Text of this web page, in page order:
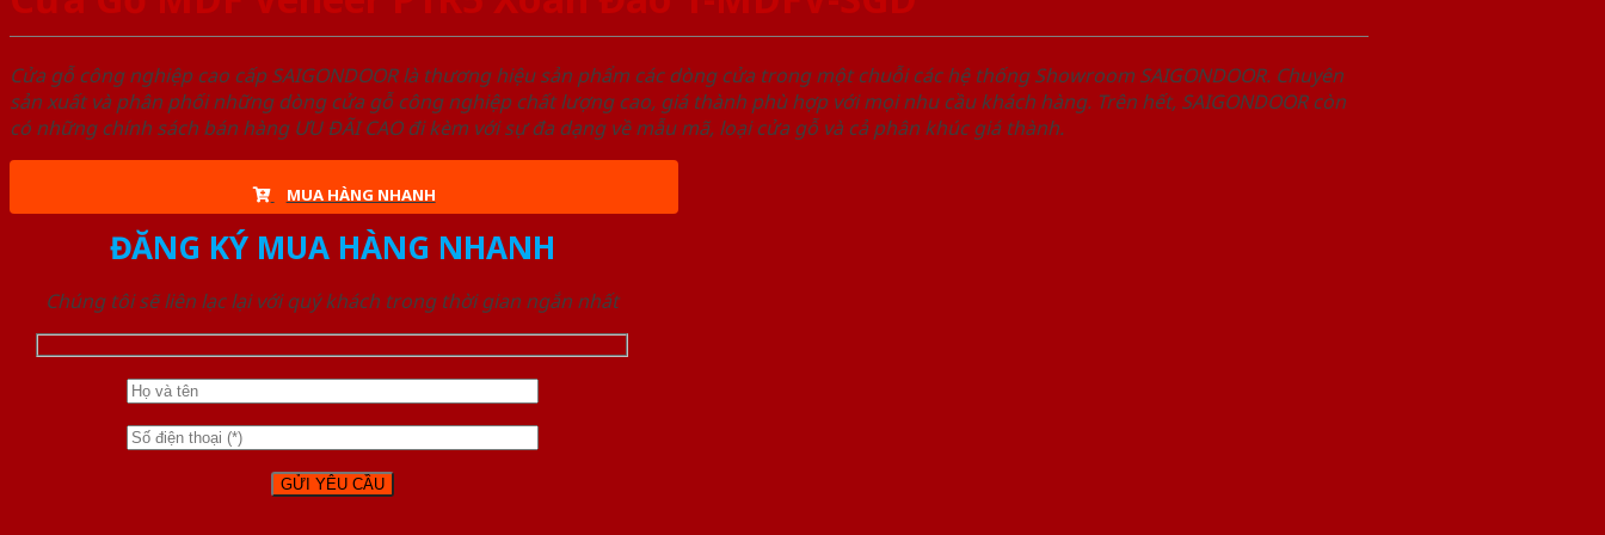
Cửa gỗ công nghiệp cao cấp SAIGONDOOR là thương hiệu sản phẩm các dòng cửa trong một chuỗi các hệ thống Showroom SAIGONDOOR. Chuyên
sản xuất và phân phối những dòng cửa gỗ công nghiệp chất lượng cao, giá thành phù hợp với mọi nhu cầu khách hàng. Trên hết, SAIGONDOOR còn
có những chính sách bán hàng ƯU ĐÃI CAO đi kèm với sự đa dạng về mẫu mã, loại cửa gỗ và cả phân khúc giá thành.
MUA HÀNG NHANH
ĐĂNG KÝ MUA HÀNG NHANH
Chúng tôi sẽ liên lạc lại với quý khách trong thời gian ngắn nhất